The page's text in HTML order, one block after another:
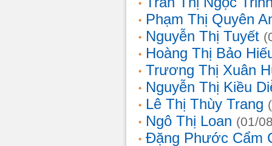
Phạm Thị Quyên
Nguyễn Thị Tuyết
Hoàng Thị Bảo
Trương Thị Xuân
Nguyễn Thị Kiều
Lê Thị Thùy Trang
Ngô Thị Loan (01/
Đặng Phước Cẩm